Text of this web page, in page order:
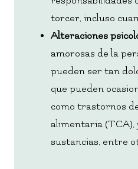
torcer, incluso
Alteraciones
amorosas de la
pueden ser tan
que pueden
como trastornos
alimentaria (TCA),
sustancias, entre